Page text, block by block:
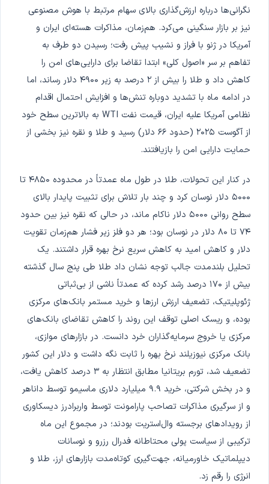
نگرانی‌ها درباره ارزش‌گذاری بالای سهام مرتبط با هوش مصنوعی
نیز بر بازار سنگینی می‌کرد. هم‌زمان، مذاکرات هسته‌ای ایران و
آمریکا در ژنو با فراز و نشیب پیش رفت؛ رسیدن دو طرف به
تفاهم بر سر «اصول کلی» ابتدا تقاضا برای دارایی‌های امن را
کاهش داد و طلا را بیش از ۲ درصد به زیر ۴۹۰۰ دلار رساند، اما
در ادامه ماه با تشدید دوباره تنش‌ها و افزایش احتمال اقدام
نظامی آمریکا علیه ایران، قیمت نفت WTI به بالاترین سطح خود
از آگوست ۲۰۲۵ (حدود ۶۶ دلار) رسید و طلا و نقره نیز بخشی از
حمایت دارایی امن را بازیافتند.
در کنار این تحولات، طلا در طول ماه عمدتاً در محدوده ۴۸۵۰ تا
۵۰۰۰ دلار نوسان کرد و چند بار تلاش برای تثبیت پایدار بالای
سطح روانی ۵۰۰۰ دلار ناکام ماند، در حالی که نقره نیز بین حدود
۷۴ تا ۸۰ دلار در نوسان بود؛ هر دو فلز زیر فشار هم‌زمان تقویت
دلار و کاهش امید به کاهش سریع نرخ بهره قرار داشتند. یک
تحلیل بلندمدت جالب توجه نشان داد طلا طی پنج سال گذشته
بیش از ۱۷۰ درصد رشد کرده که عمدتاً ناشی از بی‌ثباتی
ژئوپلیتیک، تضعیف ارزش ارزها و خرید مستمر بانک‌های مرکزی
بوده، و ریسک اصلی توقف این روند را کاهش تقاضای بانک‌های
مرکزی یا خروج سرمایه‌گذاران خرد دانست. در بازارهای موازی،
بانک مرکزی نیوزیلند نرخ بهره را ثابت نگه داشت و دلار این کشور
تضعیف شد، تورم بریتانیا مطابق انتظار به ۳ درصد کاهش یافت،
و در بخش شرکتی، خرید ۹.۹ میلیارد دلاری ماسیمو توسط داناهر
و از سرگیری مذاکرات تصاحب پارامونت توسط واربرادرز دیسکاوری
از رویدادهای برجسته وال‌استریت بودند؛ در مجموع این ماه
ترکیبی از سیاست پولی محتاطانه فدرال رزرو و نوسانات
دیپلماتیک خاورمیانه، جهت‌گیری کوتاه‌مدت بازارهای ارز، طلا و
انرژی را رقم زد.